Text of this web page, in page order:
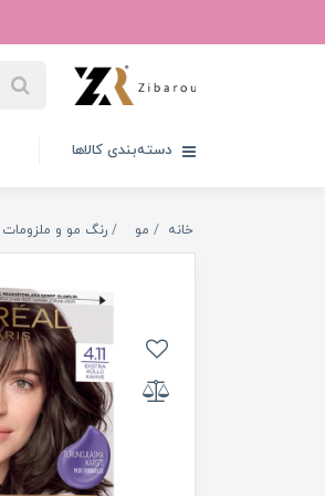
دسته‌بندی کالاها
خانه مو رنگ مو و ملزومات